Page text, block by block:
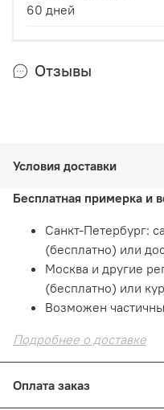
60 дней
Отзывы
Условия доставки
Бесплатная примерка и
Санкт-Петербург:
(бесплатно) или
Москва и другие
(бесплатно) или
Возможен
Подробнее о доставке
Оплата заказ